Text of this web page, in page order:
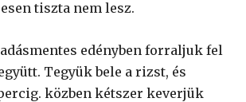
tiszta nem lesz.
edényben forraljuk fel
Tegyük bele a rizst, és
közben kétszer keverjük